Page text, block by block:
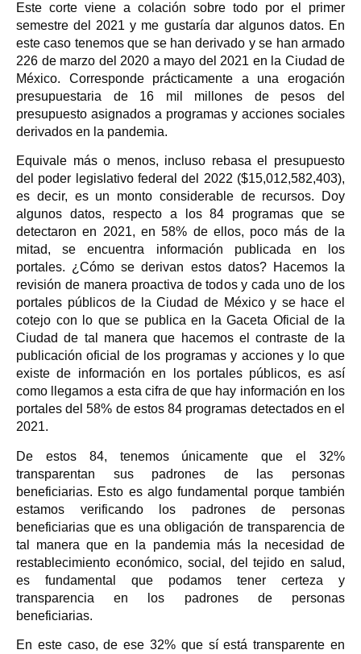
Este corte viene a colación sobre todo por el primer
semestre del 2021 y me gustaría dar algunos datos. En
este caso tenemos que se han derivado y se han armado
226 de marzo del 2020 a mayo del 2021 en la Ciudad de
México. Corresponde prácticamente a una erogación
presupuestaria de 16 mil millones de pesos del
presupuesto asignados a programas y acciones sociales
derivados en la pandemia.
Equivale más o menos, incluso rebasa el presupuesto
del poder legislativo federal del 2022 ($15,012,582,403),
es decir, es un monto considerable de recursos. Doy
algunos datos, respecto a los 84 programas que se
detectaron en 2021, en 58% de ellos, poco más de la
mitad, se encuentra información publicada en los
portales. ¿Cómo se derivan estos datos? Hacemos la
revisión de manera proactiva de todos y cada uno de los
portales públicos de la Ciudad de México y se hace el
cotejo con lo que se publica en la Gaceta Oficial de la
Ciudad de tal manera que hacemos el contraste de la
publicación oficial de los programas y acciones y lo que
existe de información en los portales públicos, es así
como llegamos a esta cifra de que hay información en los
portales del 58% de estos 84 programas detectados en el
2021.
De estos 84, tenemos únicamente que el 32%
transparentan sus padrones de las personas
beneficiarias. Esto es algo fundamental porque también
estamos verificando los padrones de personas
beneficiarias que es una obligación de transparencia de
tal manera que en la pandemia más la necesidad de
restablecimiento económico, social, del tejido en salud,
es fundamental que podamos tener certeza y
transparencia en los padrones de personas
beneficiarias.
En este caso, de ese 32% que sí está transparente en